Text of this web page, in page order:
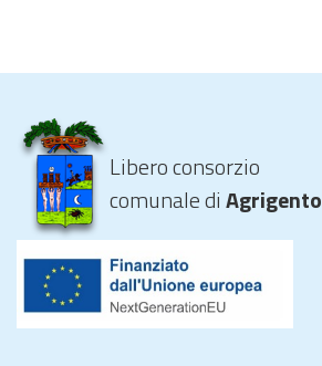
Libero consorzio
comunale diAgrigento